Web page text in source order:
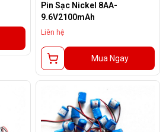
Pin Sạc Nickel 8AA-
9.6V2100mAh
Liên hệ
Mua Ngay